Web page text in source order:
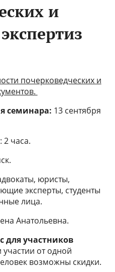
и
почерковедческих и
семинара: 13 сентября
: 2 часа.
юристы,
эксперты, студенты
лица.
Анатольевна.
для участников
участии от одной
возможны скидки.